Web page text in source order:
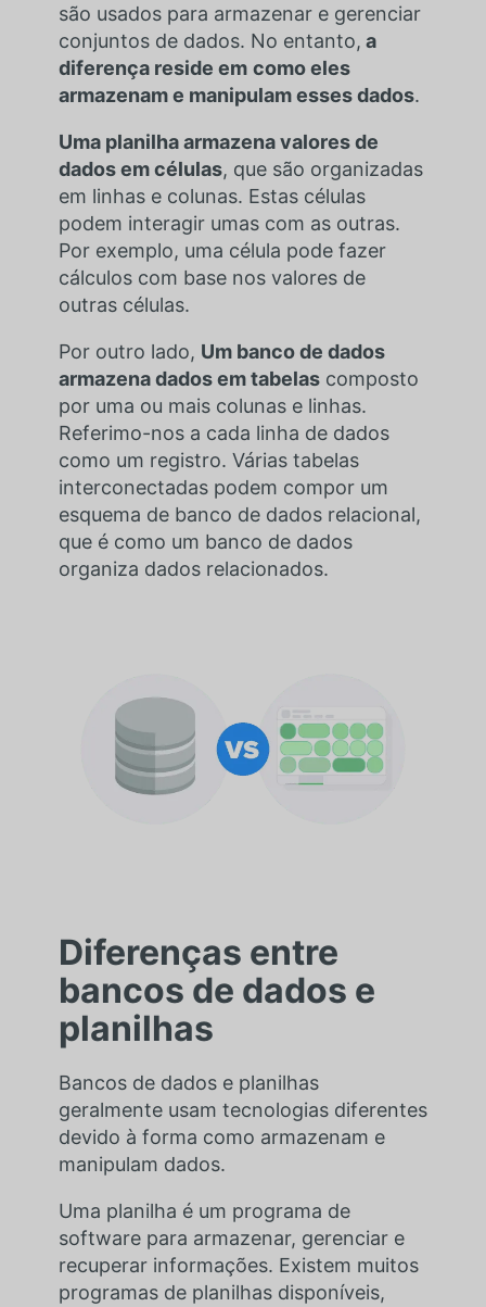
são usados para armazenar e gerenciar
conjuntos de dados. No entanto, a
diferença reside em como eles
armazenam e manipulam esses dados.
Uma planilha armazena valores de
dados em células, que são organizadas
em linhas e colunas. Estas células
podem interagir umas com as outras.
Por exemplo, uma célula pode fazer
cálculos com base nos valores de
outras células.
Por outro lado, Um banco de dados
armazena dados em tabelascomposto
por uma ou mais colunas e linhas.
Referimo-nos a cada linha de dados
como um registro. Várias tabelas
interconectadas podem compor um
esquema de banco de dados relacional,
que é como um banco de dados
organiza dados relacionados.
Diferenças entre
bancos de dados e
planilhas
Bancos de dados e planilhas
geralmente usam tecnologias diferentes
devido à forma como armazenam e
manipulam dados.
Uma planilha é um programa de
software para armazenar, gerenciar e
recuperar informações. Existem muitos
programas de planilhas disponíveis,